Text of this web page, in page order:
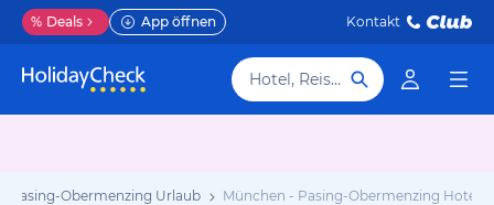
% Deals App öffnen Kontakt
Hotel, Reiseziel
Pasing-Obermenzing Urlaub München - Pasing-Obermenzing Hotels